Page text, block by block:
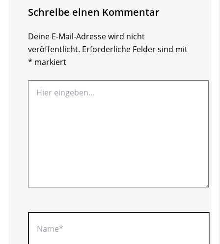
Schreibe einen Kommentar
Deine E-Mail-Adresse wird nicht
veröffentlicht. Erforderliche Felder sind mit
* markiert
eingeben…
Name*